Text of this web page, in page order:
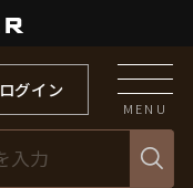
ログイン
MENU